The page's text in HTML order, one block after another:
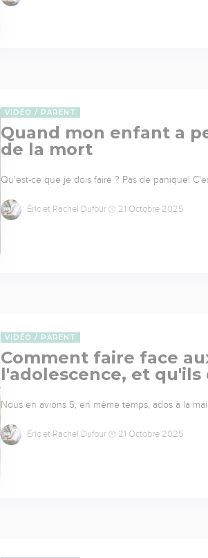
VIDÉO PARENT
Quand mon enfant a
de la mort
Qu'est-ce que je dois faire ? Pas de panique!
Éric et Rachel Dufour 21 Octobre 2025
VIDÉO PARENT
Comment faire face
l'adolescence, et
Nous en avions 5, en même temps, ados à la
Éric et Rachel Dufour 21 Octobre 2025